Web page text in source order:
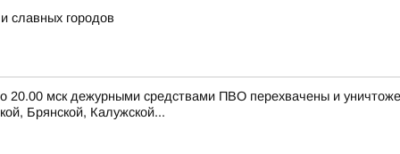
славных городов
мск дежурными средствами ПВО перехвачены и
Брянской, Калужской...